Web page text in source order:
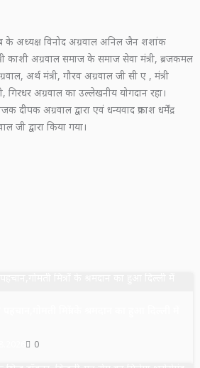
के अध्यक्ष विनोद अग्रवाल अनिल जैन शशांक
काशी अग्रवाल समाज के समाज सेवा मंत्री, ब्रजकमल
अर्थ मंत्री, गौरव अग्रवाल जी सी ए , मंत्री
गिरधर अग्रवाल का उल्लेखनीय योगदान रहा।
अग्रवाल द्वारा एवं धन्यवाद प्रकाश धर्मेंद्र
जी द्वारा किया गया।
0